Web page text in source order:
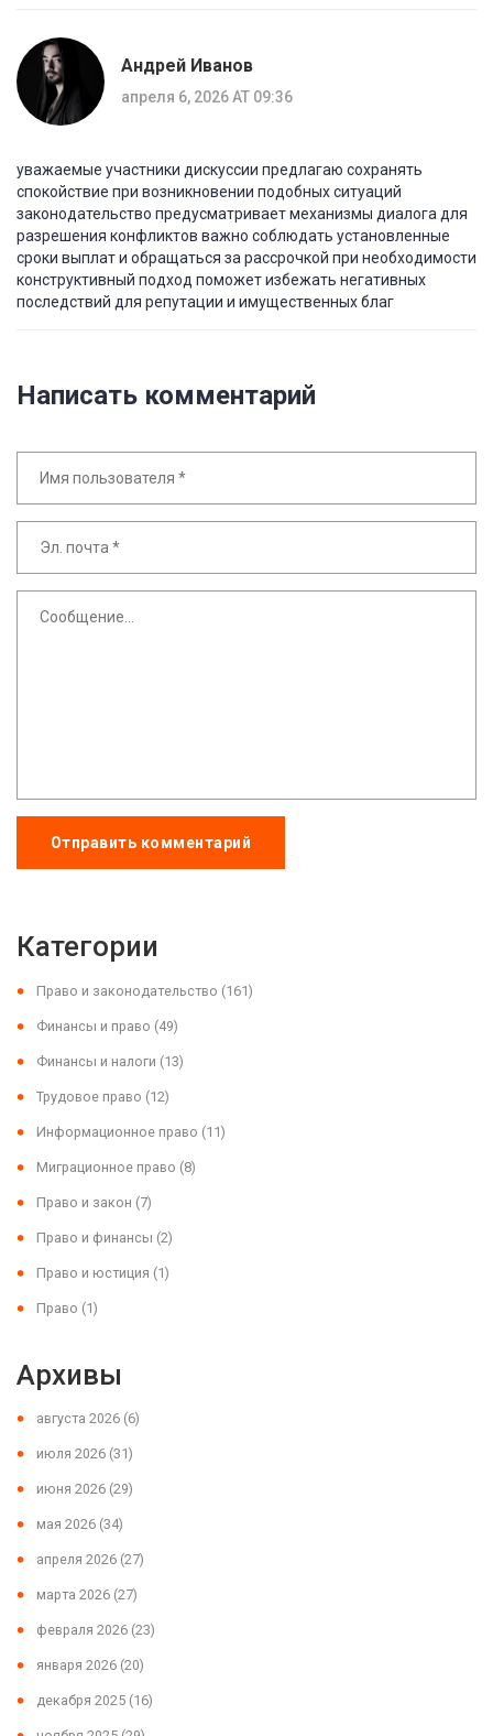
Андрей Иванов
апреля 6, 2026 AT 09:36
уважаемые участники дискуссии предлагаю сохранять
спокойствие при возникновении подобных ситуаций
законодательство предусматривает механизмы диалога для
разрешения конфликтов важно соблюдать установленные
сроки выплат и обращаться за рассрочкой при необходимости
конструктивный подход поможет избежать негативных
последствий для репутации и имущественных благ
Написать комментарий
Отправить комментарий
Категории
Право и законодательство (161)
Финансы и право (49)
Финансы и налоги (13)
Трудовое право (12)
Информационное право (11)
Миграционное право (8)
Право и закон (7)
Право и финансы (2)
Право и юстиция (1)
Право (1)
Архивы
августа 2026 (6)
июля 2026 (31)
июня 2026 (29)
мая 2026 (34)
апреля 2026 (27)
марта 2026 (27)
февраля 2026 (23)
января 2026 (20)
декабря 2025 (16)